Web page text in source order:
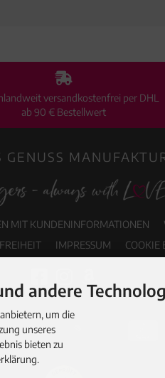
versandkostenfrei per DHL
ab 90 € Bestellwert
GENUSS
MIT KUNDENINFORMATIONEN
IMPRESSUM COOKIE
andere
um die
unseres
bieten zu